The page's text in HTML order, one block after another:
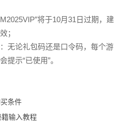
将于10月31日过期，建
；
无论礼包码还是口令码，每个游
提示“已使用”。
条件
输入教程